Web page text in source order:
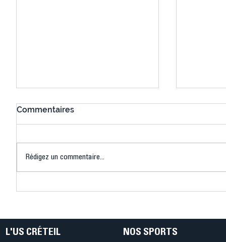
une remontée
assurer le maintien en
Nationale 1
la N1
Commentaires
Rédigez un commentaire...
L'US CRÉTEIL NOS SPORTS